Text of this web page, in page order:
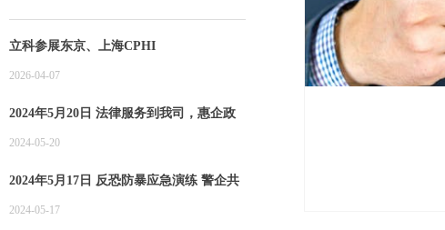
立科参展东京、上海CPHI
2026-04-07
2024年5月20日 法律服务到我司，惠企政
策递进来
2024-05-20
2024年5月17日 反恐防暴应急演练 警企共
筑安全防线
2024-05-17